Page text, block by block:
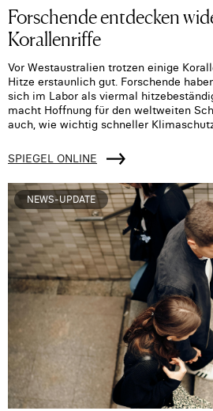
Forschende entdecken
Korallenriffe
Vor Westaustralien trotzen einige
Hitze erstaunlich gut. Forschende
sich im Labor als viermal
macht Hoffnung für den weltweiten
auch, wie wichtig schneller
SPIEGEL ONLINE
NEWS-UPDATE